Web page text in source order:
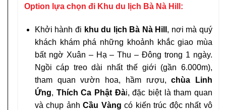
Option lựa chọn đi Khu du lịch Bà Nà Hill:
Khởi hành đi khu du lịch Bà Nà Hill , nơi mà quý
khách khám phá những khoảnh khắc giao mùa
bất ngờ Xuân – Hạ – Thu – Đông trong 1 ngày.
Ngồi cáp treo dài nhất thế giới (gần 6.000m),
tham quan vườn hoa, hầm rượu,chùa Linh
Ứng, Thích Ca Phật Đài, đặc biệt là tham quan
và chụp ảnhCầu Vàng có kiến trúc độc nhất vô